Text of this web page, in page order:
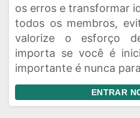
os erros e transformar
todos os membros,
valorize o esforço
importa se você é
importante é nunca
ENTRAR